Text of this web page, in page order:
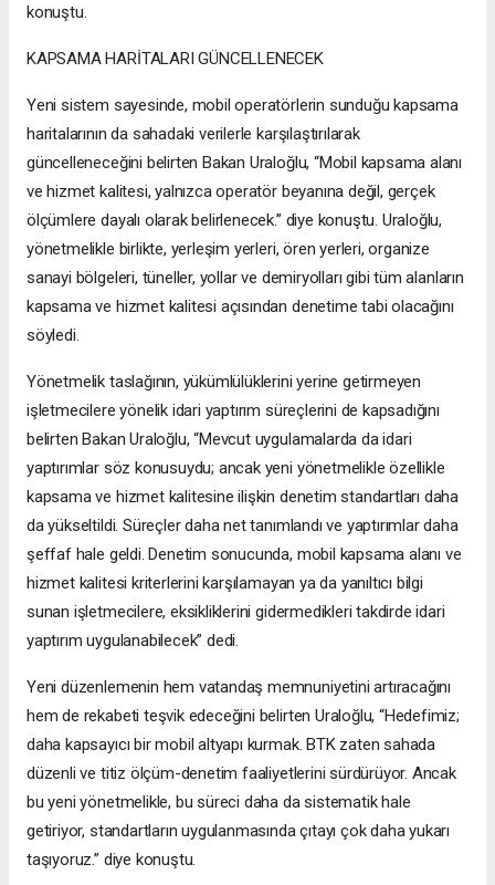
konuştu.
KAPSAMA HARİTALARI GÜNCELLENECEK
Yeni sistem sayesinde, mobil operatörlerin sunduğu kapsama
haritalarının da sahadaki verilerle karşılaştırılarak
güncelleneceğini belirten Bakan Uraloğlu, “Mobil kapsama alanı
ve hizmet kalitesi, yalnızca operatör beyanına değil, gerçek
ölçümlere dayalı olarak belirlenecek.” diye konuştu. Uraloğlu,
yönetmelikle birlikte, yerleşim yerleri, ören yerleri, organize
sanayi bölgeleri, tüneller, yollar ve demiryolları gibi tüm alanların
kapsama ve hizmet kalitesi açısından denetime tabi olacağını
söyledi.
Yönetmelik taslağının, yükümlülüklerini yerine getirmeyen
işletmecilere yönelik idari yaptırım süreçlerini de kapsadığını
belirten Bakan Uraloğlu, “Mevcut uygulamalarda da idari
yaptırımlar söz konusuydu; ancak yeni yönetmelikle özellikle
kapsama ve hizmet kalitesine ilişkin denetim standartları daha
da yükseltildi. Süreçler daha net tanımlandı ve yaptırımlar daha
şeffaf hale geldi. Denetim sonucunda, mobil kapsama alanı ve
hizmet kalitesi kriterlerini karşılamayan ya da yanıltıcı bilgi
sunan işletmecilere, eksikliklerini gidermedikleri takdirde idari
yaptırım uygulanabilecek” dedi.
Yeni düzenlemenin hem vatandaş memnuniyetini artıracağını
hem de rekabeti teşvik edeceğini belirten Uraloğlu, “Hedefimiz;
daha kapsayıcı bir mobil altyapı kurmak. BTK zaten sahada
düzenli ve titiz ölçüm-denetim faaliyetlerini sürdürüyor. Ancak
bu yeni yönetmelikle, bu süreci daha da sistematik hale
getiriyor, standartların uygulanmasında çıtayı çok daha yukarı
taşıyoruz.” diye konuştu.